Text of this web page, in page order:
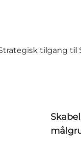
tilgang til